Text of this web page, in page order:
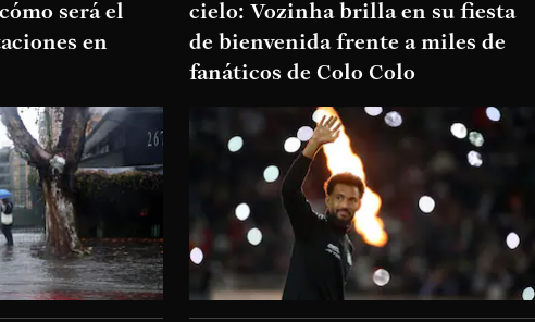
será el
en
cielo: Vozinha brilla en su fiesta
de bienvenida frente a miles de
fanáticos de Colo Colo